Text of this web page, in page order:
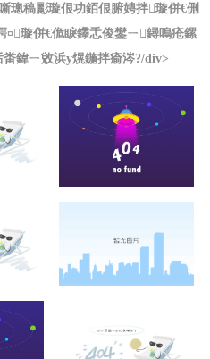
璁稿彲璇佷功銆佷腑娉拌璇併€侀
¤璇併€佹睙鑻忎俊鐢ㄧ鐞嗚疮鏍
畨鍏ㄧ敓浜у熀鍦拌瘉涔?/div>